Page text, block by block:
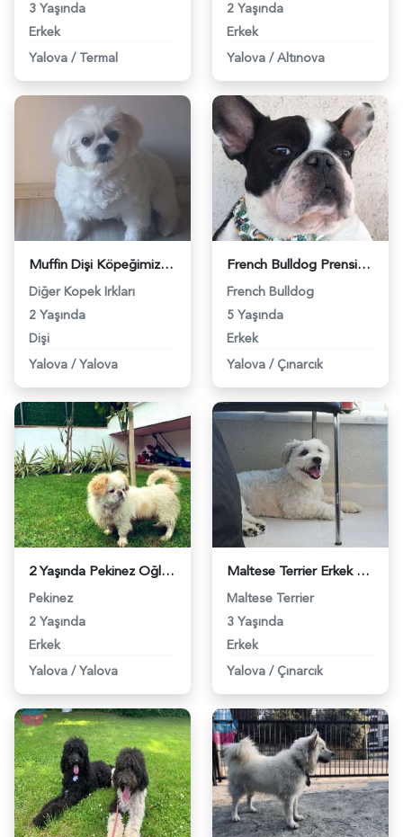
3 Yaşında
Erkek
Yalova / Termal
2 Yaşında
Erkek
Yalova / Altınova
Muffin Dişi Köpeğimize Eş Arıyoruz - 6303
Diğer Kopek Irkları
2 Yaşında
Dişi
Yalova / Yalova
French Bulldog Prensimize Safkan Prenses Eş Arıyoruz - 7726
French Bulldog
5 Yaşında
Erkek
Yalova / Çınarcık
2 Yaşında Pekinez Oğlumuza Eş Arıyoruz - 9382
Pekinez
2 Yaşında
Erkek
Yalova / Yalova
Maltese Terrier Erkek Köpeğime Eş Arıyorum - 9395
Maltese Terrier
3 Yaşında
Erkek
Yalova / Çınarcık